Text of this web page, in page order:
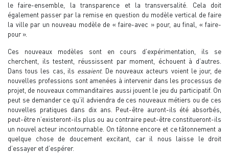
le faire-ensemble, la transparence et la transversalité. Cela doit
également passer par la remise en question du modèle vertical de faire
la ville par un nouveau modèle de « faire-avec » pour, au final, « faire-
pour ».
Ces nouveaux modèles sont en cours d’expérimentation, ils se
cherchent, ils testent, réussissent par moment, échouent à d’autres.
Dans tous les cas, ils essaient. De nouveaux acteurs voient le jour, de
nouvelles professions sont amenées à intervenir dans les processus de
projet, de nouveaux commanditaires aussi jouent le jeu du participatif. On
peut se demander ce qu’il adviendra de ces nouveaux métiers ou de ces
nouvelles pratiques dans dix ans. Peut-être auront-ils été absorbés,
peut-être n’existeront-ils plus ou au contraire peut-être constitueront-ils
un nouvel acteur incontournable. On tâtonne encore et ce tâtonnement a
quelque chose de doucement excitant, car il nous laisse le droit
d’essayer et d’espérer.